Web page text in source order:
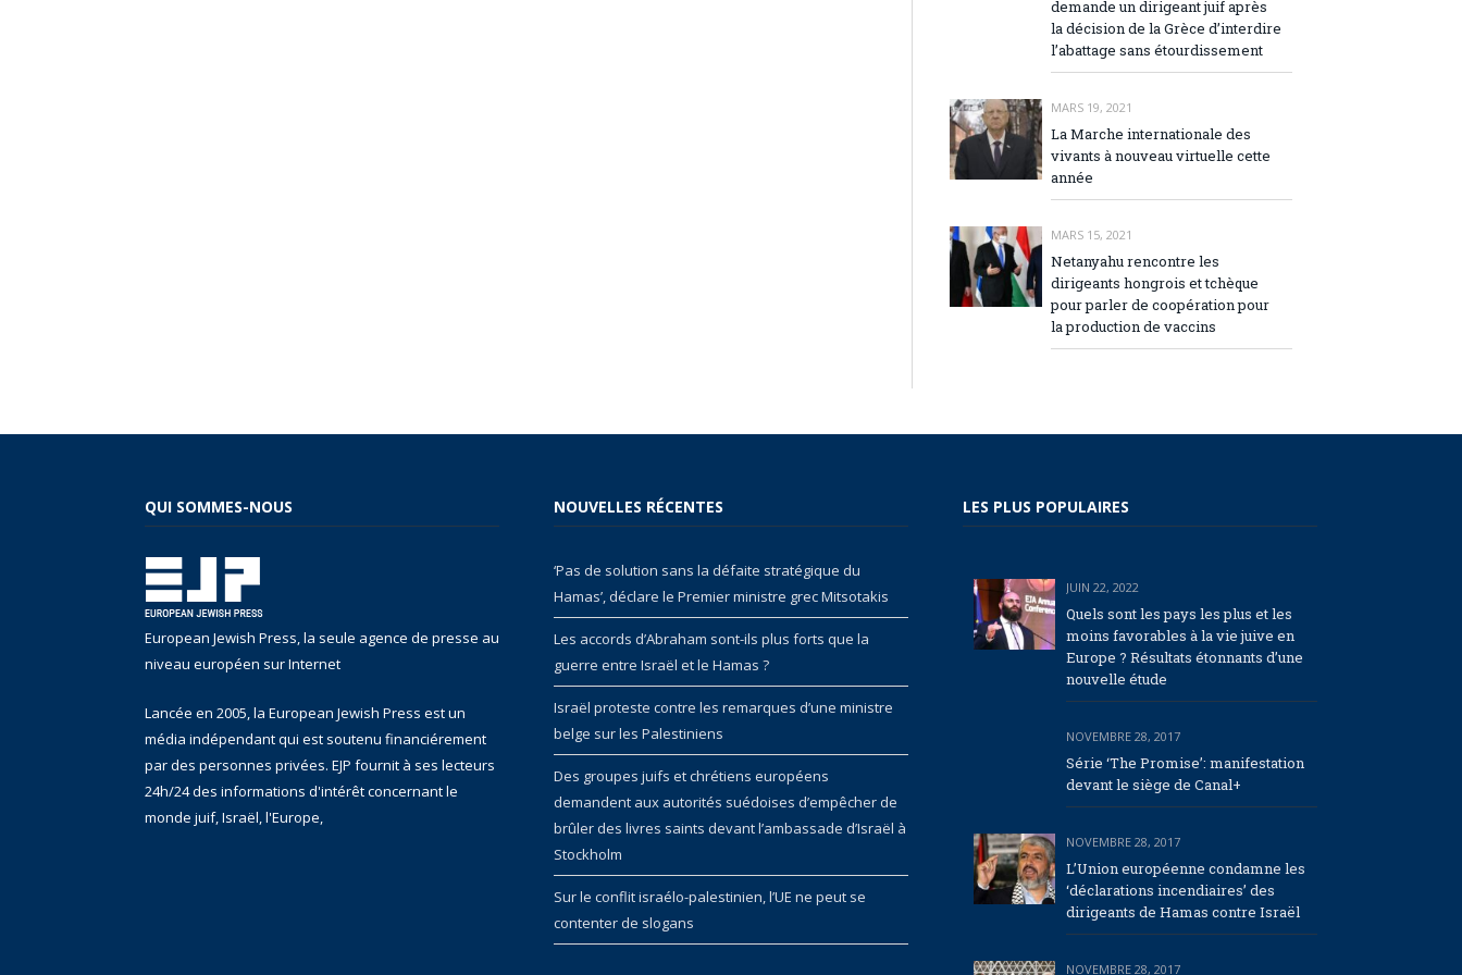
demande un dirigeant juif après
la décision de la Grèce d’interdire
l’abattage sans étourdissement
MARS 19, 2021
La Marche internationale des
vivants à nouveau virtuelle cette
année
MARS 15, 2021
Netanyahu rencontre les
dirigeants hongrois et tchèque
pour parler de coopération pour
la production de vaccins
QUI SOMMES-NOUS
European Jewish Press, la seule agence de presse au
niveau européen sur Internet
Lancée en 2005, la European Jewish Press est un
média indépendant qui est soutenu financiérement
par des personnes privées. EJP fournit à ses lecteurs
24h/24 des informations d'intérêt concernant le
monde juif, Israël, l'Europe,
NOUVELLES RÉCENTES
‘Pas de solution sans la défaite stratégique du
Hamas’, déclare le Premier ministre grec Mitsotakis
Les accords d’Abraham sont-ils plus forts que la
guerre entre Israël et le Hamas ?
Israël proteste contre les remarques d’une ministre
belge sur les Palestiniens
Des groupes juifs et chrétiens européens
demandent aux autorités suédoises d’empêcher de
brûler des livres saints devant l’ambassade d’Israël à
Stockholm
Sur le conflit israélo-palestinien, l’UE ne peut se
contenter de slogans
LES PLUS POPULAIRES
JUIN 22, 2022
Quels sont les pays les plus et les
moins favorables à la vie juive en
Europe ? Résultats étonnants d’une
nouvelle étude
NOVEMBRE 28, 2017
Série ‘The Promise’: manifestation
devant le siège de Canal+
NOVEMBRE 28, 2017
L’Union européenne condamne les
‘déclarations incendiaires’ des
dirigeants de Hamas contre Israël
NOVEMBRE 28, 2017